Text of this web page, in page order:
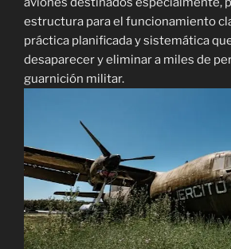
estructura para el funcionamiento
práctica planificada y sistemática
desaparecer y eliminar a miles de
guarnición militar.